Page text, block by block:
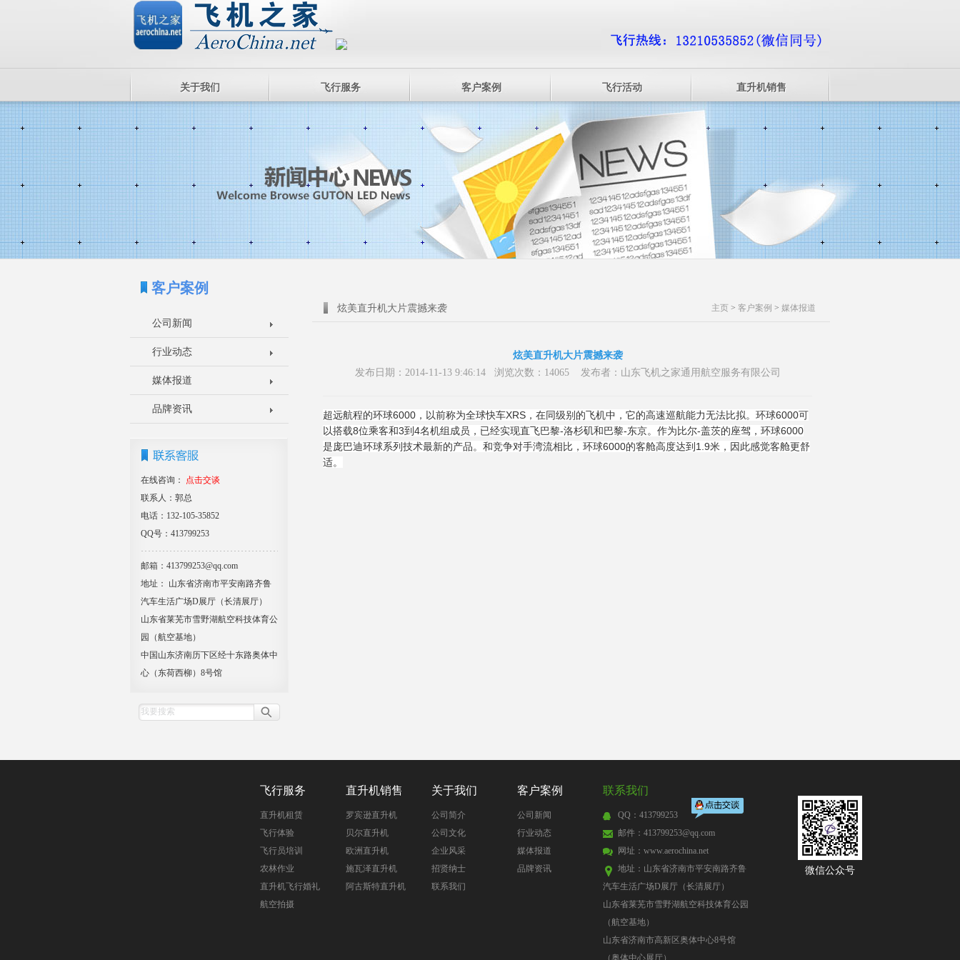
关于我们 飞行服务 客户案例 飞行活动 直升机销售
客户案例
公司新闻
行业动态
媒体报道
品牌资讯
在线咨询：
点击交谈
联系人：郭总
电话：132-105-35852
QQ号：413799253
邮箱：413799253@qq.com
地址： 山东省济南市平安南路齐鲁
汽车生活广场D展厅（长清展厅）
山东省莱芜市雪野湖航空科技体育公
园（航空基地）
中国山东济南历下区经十东路奥体中
心（东荷西柳）8号馆
主页 > 客户案例 > 媒体报道
炫美直升机大片震撼来袭
炫美直升机大片震撼来袭
发布日期：2014-11-13 9:46:14 浏览次数：14065 发布者：山东飞机之家通用航空服务有限公司
超远航程的环球6000，以前称为全球快车XRS，在同级别的飞机中，它的高速巡航能力无法比拟。环球6000可
以搭载8位乘客和3到4名机组成员，已经实现直飞巴黎-洛杉矶和巴黎-东京。作为比尔-盖茨的座驾，环球6000
是庞巴迪环球系列技术最新的产品。和竞争对手湾流相比，环球6000的客舱高度达到1.9米，因此感觉客舱更舒
适。
飞行服务
直升机租赁
飞行体验
飞行员培训
农林作业
直升机飞行婚礼
航空拍摄
直升机销售
罗宾逊直升机
贝尔直升机
欧洲直升机
施瓦泽直升机
阿古斯特直升机
关于我们
公司简介
公司文化
企业风采
招贤纳士
联系我们
客户案例
公司新闻
行业动态
媒体报道
品牌资讯
联系我们
QQ：413799253
邮件：413799253@qq.com
网址： www.aerochina.net
地址：山东省济南市平安南路齐鲁
汽车生活广场D展厅（长清展厅）
山东省莱芜市雪野湖航空科技体育公园
（航空基地）
山东省济南市高新区奥体中心8号馆
（奥体中心展厅）
微信公众号